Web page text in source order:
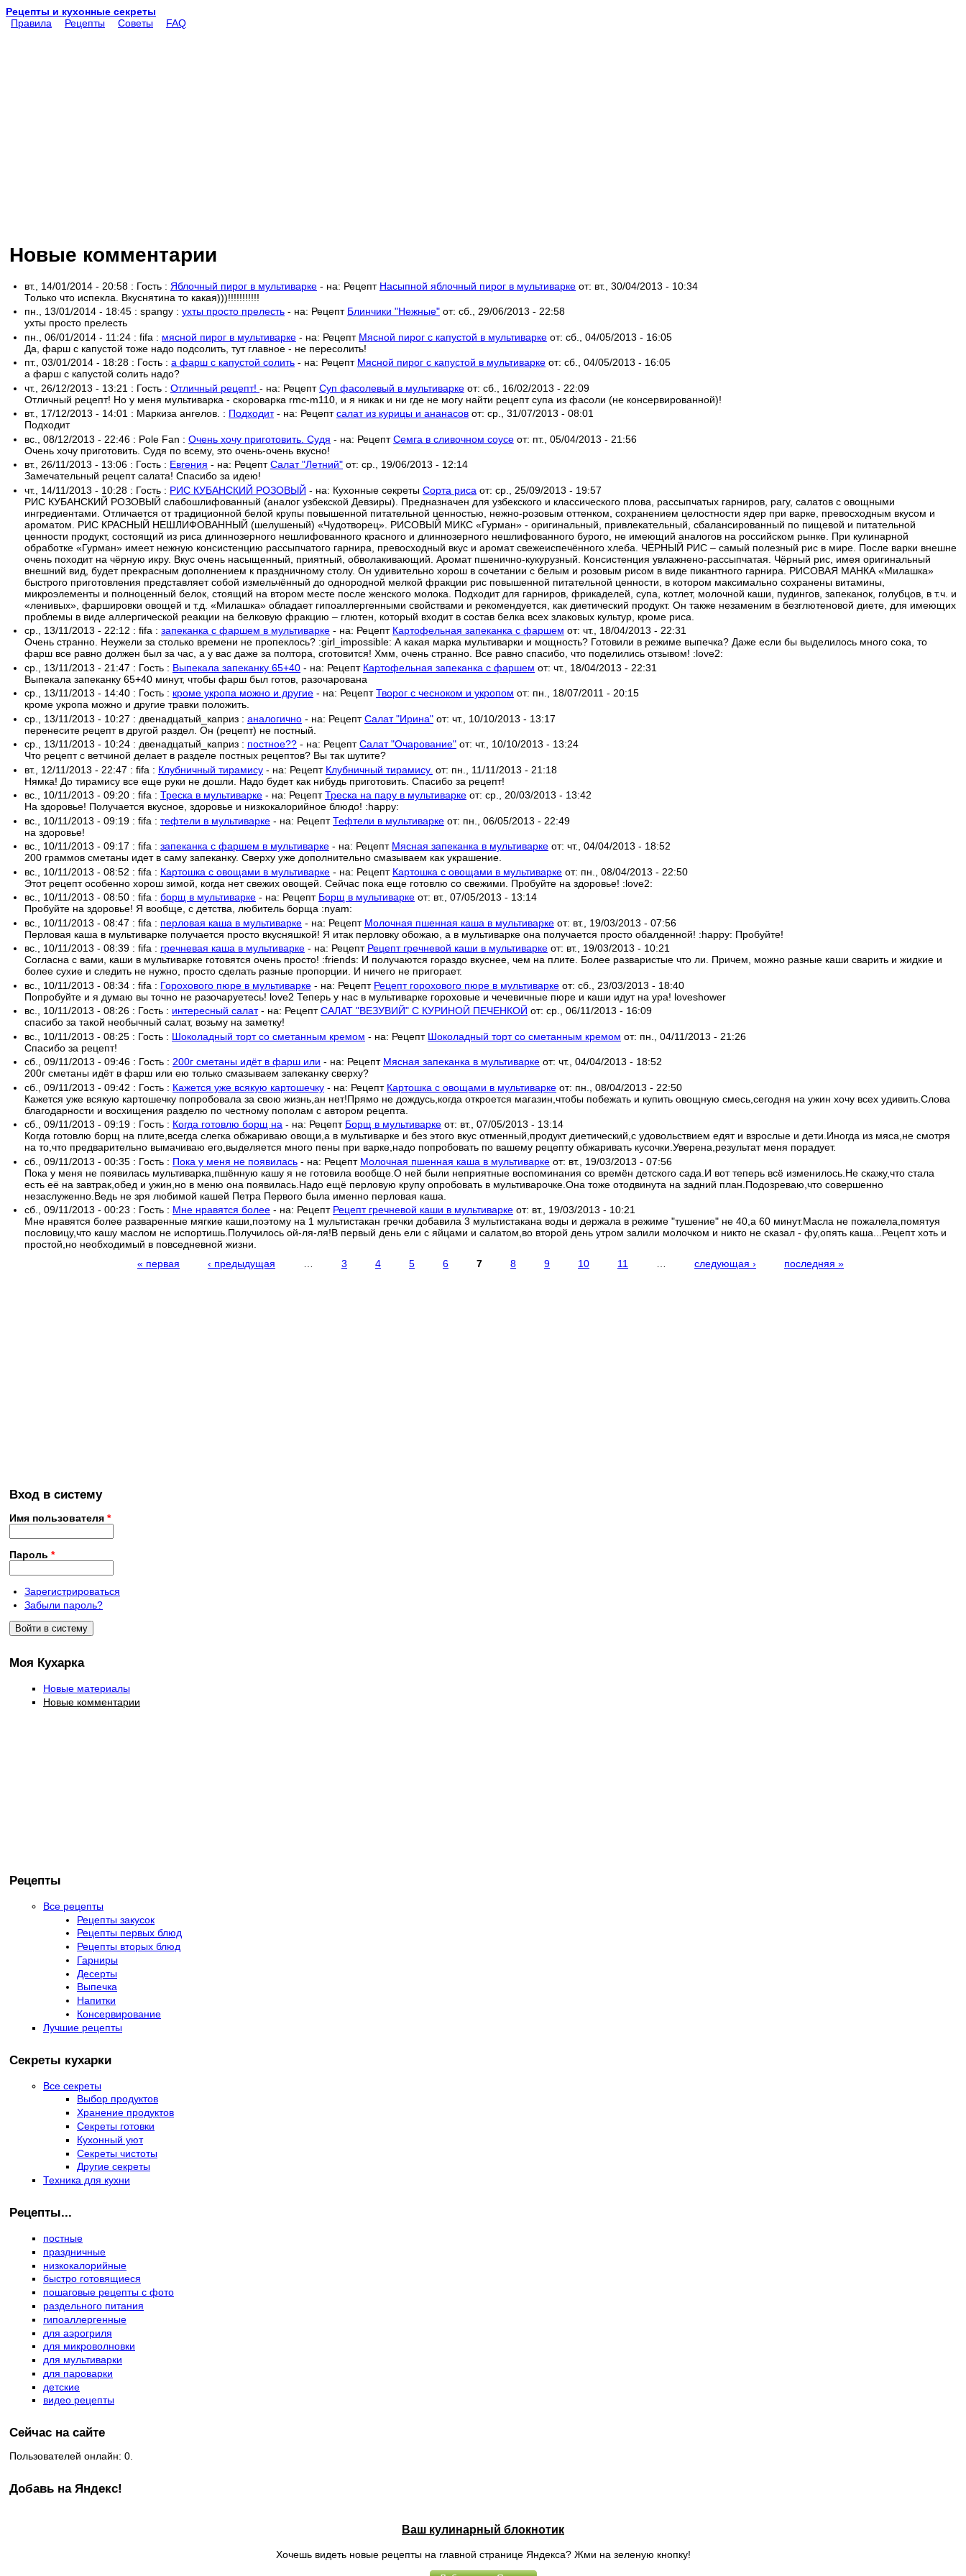
Рецепты и кухонные секреты
Правила
Рецепты Советы FAQ
Новые комментарии
вт., 14/01/2014 - 20:58 : Гость : Яблочный пирог в мультиварке - на: Рецепт Насыпной яблочный пирог в мультиварке от: вт., 30/04/2013 - 10:34
Только что испекла. Вкуснятина то какая)))!!!!!!!!!!!
пн., 13/01/2014 - 18:45 : spangy : ухты просто прелесть - на: Рецепт Блинчики "Нежные" от: сб., 29/06/2013 - 22:58
ухты просто прелесть
пн., 06/01/2014 - 11:24 : fifa : мясной пирог в мультиварке - на: Рецепт Мясной пирог с капустой в мультиварке от: сб., 04/05/2013 - 16:05
Да, фарш с капустой тоже надо подсолить, тут главное - не пересолить!
пт., 03/01/2014 - 18:28 : Гость : а фарш с капустой солить - на: Рецепт Мясной пирог с капустой в мультиварке от: сб., 04/05/2013 - 16:05
а фарш с капустой солить надо?
чт., 26/12/2013 - 13:21 : Гость : Отличный рецепт! - на: Рецепт Суп фасолевый в мультиварке от: сб., 16/02/2013 - 22:09
Отличный рецепт! Но у меня мультиварка - скороварка rmc-m110, и я никак и ни где не могу найти рецепт супа из фасоли (не консервированной)‎!
вт., 17/12/2013 - 14:01 : Маркиза ангелов. : Подходит - на: Рецепт салат из курицы и ананасов от: ср., 31/07/2013 - 08:01
Подходит
вс., 08/12/2013 - 22:46 : Pole Fan : Очень хочу приготовить. Судя - на: Рецепт Семга в сливочном соусе от: пт., 05/04/2013 - 21:56
Очень хочу приготовить. Судя по всему, это очень-очень вкусно!
вт., 26/11/2013 - 13:06 : Гость : Евгения - на: Рецепт Салат "Летний" от: ср., 19/06/2013 - 12:14
Замечательный рецепт салата! Спасибо за идею!
чт., 14/11/2013 - 10:28 : Гость : РИС КУБАНСКИЙ РОЗОВЫЙ - на: Кухонные секреты Сорта риса от: ср., 25/09/2013 - 19:57
РИС КУБАНСКИЙ РОЗОВЫЙ слабошлифованный (аналог узбекской Девзиры). Предназначен для узбекского и классического плова, рассыпчатых гарниров, рагу, салатов с овощными
ингредиентами. Отличается от традиционной белой крупы повышенной питательной ценностью, нежно-розовым оттенком, сохранением целостности ядер при варке, превосходным вкусом и
ароматом. РИС КРАСНЫЙ НЕШЛИФОВАННЫЙ (шелушеный) «Чудотворец». РИСОВЫЙ МИКС «Гурман» - оригинальный, привлекательный, сбалансированный по пищевой и питательной
ценности продукт, состоящий из риса длиннозерного нешлифованного красного и длиннозерного нешлифованного бурого, не имеющий аналогов на российском рынке. При кулинарной
обработке «Гурман» имеет нежную консистенцию рассыпчатого гарнира, превосходный вкус и аромат свежеиспечённого хлеба. ЧЁРНЫЙ РИС – самый полезный рис в мире. После варки внешне
очень походит на чёрную икру. Вкус очень насыщенный, приятный, обволакивающий. Аромат пшенично-кукурузный. Консистенция увлажнено-рассыпчатая. Чёрный рис, имея оригинальный
внешний вид, будет прекрасным дополнением к праздничному столу. Он удивительно хорош в сочетании с белым и розовым рисом в виде пикантного гарнира. РИСОВАЯ МАНКА «Милашка»
быстрого приготовления представляет собой измельчённый до однородной мелкой фракции рис повышенной питательной ценности, в котором максимально сохранены витамины,
микроэлементы и полноценный белок, стоящий на втором месте после женского молока. Подходит для гарниров, фрикаделей, супа, котлет, молочной каши, пудингов, запеканок, голубцов, в т.ч. и
«ленивых», фаршировки овощей и т.д. «Милашка» обладает гипоаллергенными свойствами и рекомендуется, как диетический продукт. Он также незаменим в безглютеновой диете, для имеющих
проблемы в виде аллергической реакции на белковую фракцию – глютен, который входит в состав белка всех злаковых культур, кроме риса.
ср., 13/11/2013 - 22:12 : fifa : запеканка с фаршем в мультиварке - на: Рецепт Картофельная запеканка с фаршем от: чт., 18/04/2013 - 22:31
Очень странно. Неужели за столько времени не пропеклось? :girl_impossible: А какая марка мультиварки и мощность? Готовили в режиме выпечка? Даже если бы выделилось много сока, то
фарш все равно должен был за час, а у вас даже за полтора, сготовится! Хмм, очень странно. Все равно спасибо, что поделились отзывом! :love2:
ср., 13/11/2013 - 21:47 : Гость : Выпекала запеканку 65+40 - на: Рецепт Картофельная запеканка с фаршем от: чт., 18/04/2013 - 22:31
Выпекала запеканку 65+40 минут, чтобы фарш был готов, разочарована
ср., 13/11/2013 - 14:40 : Гость : кроме укропа можно и другие - на: Рецепт Творог с чесноком и укропом от: пн., 18/07/2011 - 20:15
кроме укропа можно и другие травки положить.
ср., 13/11/2013 - 10:27 : двенадцатый_каприз : аналогично - на: Рецепт Салат "Ирина" от: чт., 10/10/2013 - 13:17
перенесите рецепт в другой раздел. Он (рецепт) не постный.
ср., 13/11/2013 - 10:24 : двенадцатый_каприз : постное?? - на: Рецепт Салат "Очарование" от: чт., 10/10/2013 - 13:24
Что рецепт с ветчиной делает в разделе постных рецептов? Вы так шутите?
вт., 12/11/2013 - 22:47 : fifa : Клубничный тирамису - на: Рецепт Клубничный тирамису. от: пн., 11/11/2013 - 21:18
Нямка! До тирамису все еще руки не дошли. Надо будет как нибудь приготовить. Спасибо за рецепт!
вс., 10/11/2013 - 09:20 : fifa : Треска в мультиварке - на: Рецепт Треска на пару в мультиварке от: ср., 20/03/2013 - 13:42
На здоровье! Получается вкусное, здоровье и низкокалорийное блюдо! :happy:
вс., 10/11/2013 - 09:19 : fifa : тефтели в мультиварке - на: Рецепт Тефтели в мультиварке от: пн., 06/05/2013 - 22:49
на здоровье!
вс., 10/11/2013 - 09:17 : fifa : запеканка с фаршем в мультиварке - на: Рецепт Мясная запеканка в мультиварке от: чт., 04/04/2013 - 18:52
200 граммов сметаны идет в саму запеканку. Сверху уже дополнительно смазываем как украшение.
вс., 10/11/2013 - 08:52 : fifa : Картошка с овощами в мультиварке - на: Рецепт Картошка с овощами в мультиварке от: пн., 08/04/2013 - 22:50
Этот рецепт особенно хорош зимой, когда нет свежих овощей. Сейчас пока еще готовлю со свежими. Пробуйте на здоровье! :love2:
вс., 10/11/2013 - 08:50 : fifa : борщ в мультиварке - на: Рецепт Борщ в мультиварке от: вт., 07/05/2013 - 13:14
Пробуйте на здоровье! Я вообще, с детства, любитель борща :nyam:
вс., 10/11/2013 - 08:47 : fifa : перловая каша в мультиварке - на: Рецепт Молочная пшенная каша в мультиварке от: вт., 19/03/2013 - 07:56
Перловая каша в мультиварке получается просто вкусняшкой! Я итак перловку обожаю, а в мультиварке она получается просто обалденной! :happy: Пробуйте!
вс., 10/11/2013 - 08:39 : fifa : гречневая каша в мультиварке - на: Рецепт Рецепт гречневой каши в мультиварке от: вт., 19/03/2013 - 10:21
Согласна с вами, каши в мультиварке готовятся очень просто! :friends: И получаются гораздо вкуснее, чем на плите. Более разваристые что ли. Причем, можно разные каши сварить и жидкие и
более сухие и следить не нужно, просто сделать разные пропорции. И ничего не пригорает.
вс., 10/11/2013 - 08:34 : fifa : Горохового пюре в мультиварке - на: Рецепт Рецепт горохового пюре в мультиварке от: сб., 23/03/2013 - 18:40
Попробуйте и я думаю вы точно не разочаруетесь! love2 Теперь у нас в мультиварке гороховые и чечевичные пюре и каши идут на ура! loveshower
вс., 10/11/2013 - 08:26 : Гость : интересный салат - на: Рецепт САЛАТ "ВЕЗУВИЙ" С КУРИНОЙ ПЕЧЕНКОЙ от: ср., 06/11/2013 - 16:09
спасибо за такой необычный салат, возьму на заметку!
вс., 10/11/2013 - 08:25 : Гость : Шоколадный торт со сметанным кремом - на: Рецепт Шоколадный торт со сметанным кремом от: пн., 04/11/2013 - 21:26
Спасибо за рецепт!
сб., 09/11/2013 - 09:46 : Гость : 200г сметаны идёт в фарш или - на: Рецепт Мясная запеканка в мультиварке от: чт., 04/04/2013 - 18:52
200г сметаны идёт в фарш или ею только смазываем запеканку сверху?
сб., 09/11/2013 - 09:42 : Гость : Кажется уже всякую картошечку - на: Рецепт Картошка с овощами в мультиварке от: пн., 08/04/2013 - 22:50
Кажется уже всякую картошечку попробовала за свою жизнь,ан нет!Прямо не дождусь,когда откроется магазин,чтобы побежать и купить овощную смесь,сегодня на ужин хочу всех удивить.Слова
благодарности и восхищения разделю по честному пополам с автором рецепта.
сб., 09/11/2013 - 09:19 : Гость : Когда готовлю борщ на - на: Рецепт Борщ в мультиварке от: вт., 07/05/2013 - 13:14
Когда готовлю борщ на плите,всегда слегка обжариваю овощи,а в мультиварке и без этого вкус отменный,продукт диетический,с удовольствием едят и взрослые и дети.Иногда из мяса,не смотря
на то,что предварительно вымачиваю его,выделяется много пены при варке,надо попробовать по вашему рецепту обжаривать кусочки.Уверена,результат меня порадует.
сб., 09/11/2013 - 00:35 : Гость : Пока у меня не появилась - на: Рецепт Молочная пшенная каша в мультиварке от: вт., 19/03/2013 - 07:56
Пока у меня не появилась мультиварка,пшённую кашу я не готовила вообще.О ней были неприятные воспоминания со времён детского сада.И вот теперь всё изменилось.Не скажу,что стала
есть её на завтрак,обед и ужин,но в меню она появилась.Надо ещё перловую крупу опробовать в мультиварочке.Она тоже отодвинута на задний план.Подозреваю,что совершенно
незаслуженно.Ведь не зря любимой кашей Петра Первого была именно перловая каша.
сб., 09/11/2013 - 00:23 : Гость : Мне нравятся более - на: Рецепт Рецепт гречневой каши в мультиварке от: вт., 19/03/2013 - 10:21
Мне нравятся более разваренные мягкие каши,поэтому на 1 мультистакан гречки добавила 3 мультистакана воды и держала в режиме "тушение" не 40,а 60 минут.Масла не пожалела,помятуя
пословицу,что кашу маслом не испортишь.Получилось ой-ля-ля!В первый день ели с яйцами и салатом,во второй день утром залили молочком и никто не сказал - фу,опять каша...Рецепт хоть и
простой,но необходимый в повседневной жизни.
« первая ‹ предыдущая 3 4 5 6 7 8 9 10 11 следующая › последняя »
Вход в систему
Имя пользователя *
Пароль *
Зарегистрироваться
Забыли пароль?
Моя Кухарка
Новые материалы
Новые комментарии
Рецепты
Все рецепты
Рецепты закусок
Рецепты первых блюд
Рецепты вторых блюд
Гарниры
Десерты
Выпечка
Напитки
Консервирование
Лучшие рецепты
Секреты кухарки
Все секреты
Выбор продуктов
Хранение продуктов
Секреты готовки
Кухонный уют
Секреты чистоты
Другие секреты
Техника для кухни
Рецепты...
постные
праздничные
низкокалорийные
быстро готовящиеся
пошаговые рецепты с фото
раздельного питания
гипоаллергенные
для аэрогриля
для микроволновки
для мультиварки
для пароварки
детские
видео рецепты
Сейчас на сайте
Пользователей онлайн: 0.
Добавь на Яндекс!
Ваш кулинарный блокнотик
Хочешь видеть новые рецепты на главной странице Яндекса? Жми на зеленую кнопку!